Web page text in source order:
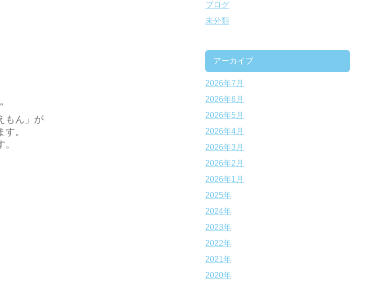
もん」が
。
ブログ
未分類
アーカイブ
2026年7月
2026年6月
2026年5月
2026年4月
2026年3月
2026年2月
2026年1月
2025年
2024年
2023年
2022年
2021年
2020年